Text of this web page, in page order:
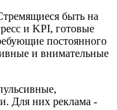
быть на
и KPI, готовые
постоянного
и внимательные
Для них реклама -